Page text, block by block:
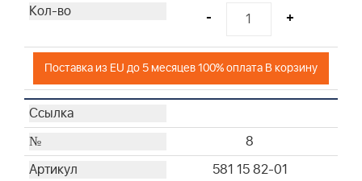
- +
Поставка из EU до 5 месяцев 100% оплата В корзину
8
581 15 82-01